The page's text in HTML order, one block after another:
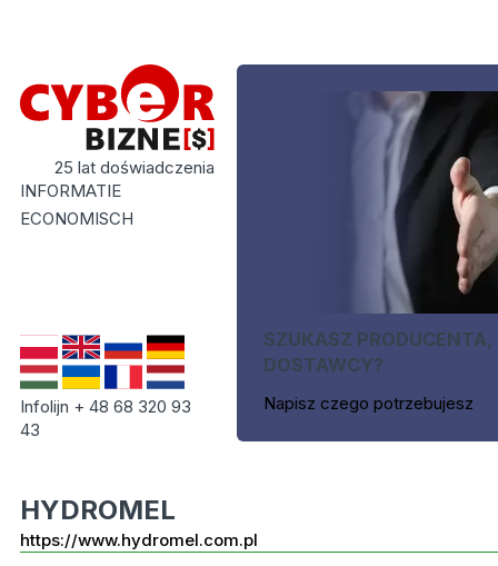
25 lat doświadczenia
INFORMATIE
ECONOMISCH
Infolijn + 48 68 320 93
43
SZUKASZ PRODUCENTA,
DOSTAWCY?
Napisz czego potrzebujesz
HYDROMEL
https://www.hydromel.com.pl